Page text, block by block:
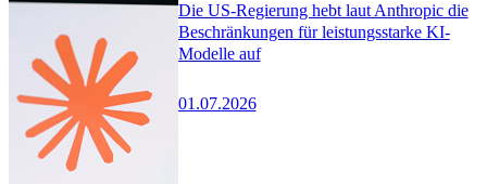
Die US-Regierung hebt laut Anthropic die
Beschränkungen für leistungsstarke KI-
Modelle auf
01.07.2026